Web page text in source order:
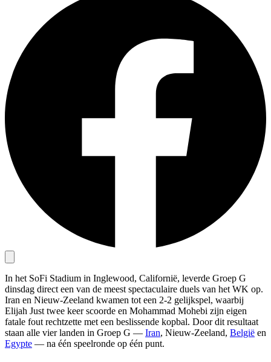
In het SoFi Stadium in Inglewood, Californië, leverde Groep G
dinsdag direct een van de meest spectaculaire duels van het WK op.
Iran en Nieuw-Zeeland kwamen tot een 2-2 gelijkspel, waarbij
Elijah Just twee keer scoorde en Mohammad Mohebi zijn eigen
fatale fout rechtzette met een beslissende kopbal. Door dit resultaat
staan alle vier landen in Groep G — Iran, Nieuw-Zeeland, België en
Egypte — na één speelronde op één punt.